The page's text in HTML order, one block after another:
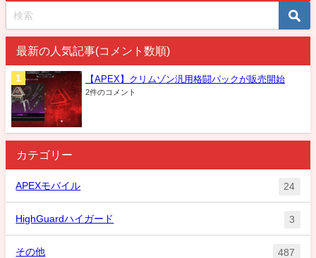
最新の人気記事(コメント数順)
【APEX】クリムゾン汎用格闘パックが販売開始
2件のコメント
カテゴリー
APEXモバイル 24
HighGuardハイガード 3
その他 487